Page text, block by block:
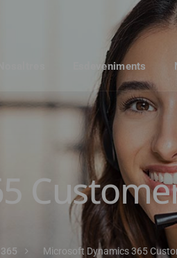
Esdeveniments
Microsoft Dynamics 365